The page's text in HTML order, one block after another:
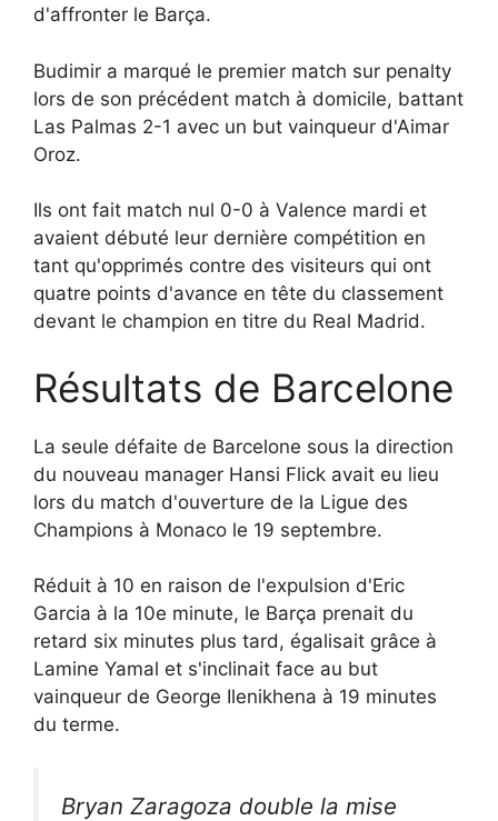
d'affronter le Barça.
Budimir a marqué le premier match sur penalty
lors de son précédent match à domicile, battant
Las Palmas 2-1 avec un but vainqueur d'Aimar
Oroz.
Ils ont fait match nul 0-0 à Valence mardi et
avaient débuté leur dernière compétition en
tant qu'opprimés contre des visiteurs qui ont
quatre points d'avance en tête du classement
devant le champion en titre du Real Madrid.
Résultats de Barcelone
La seule défaite de Barcelone sous la direction
du nouveau manager Hansi Flick avait eu lieu
lors du match d'ouverture de la Ligue des
Champions à Monaco le 19 septembre.
Réduit à 10 en raison de l'expulsion d'Eric
Garcia à la 10e minute, le Barça prenait du
retard six minutes plus tard, égalisait grâce à
Lamine Yamal et s'inclinait face au but
vainqueur de George Ilenikhena à 19 minutes
du terme.
Bryan Zaragoza double la mise